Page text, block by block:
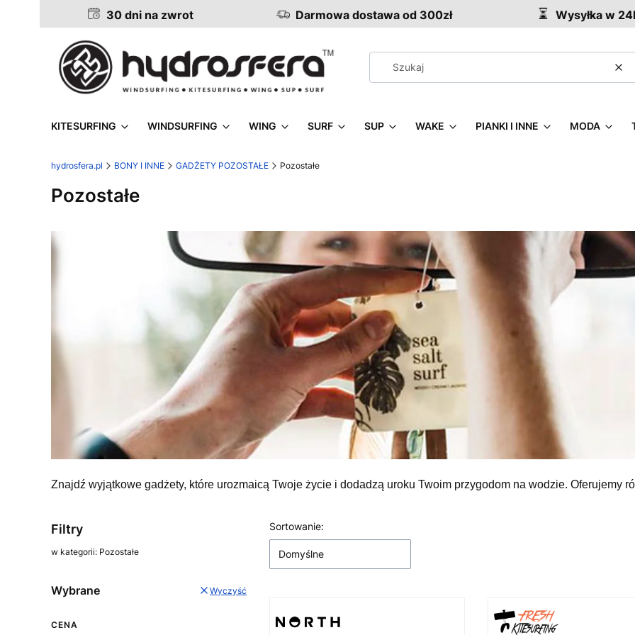
30 dni na zwrot Darmowa dostawa od 300zł Wysyłka w
KITESURFING WINDSURFING WING SURF SUP WAKE PIANKI I INNE MODA
hydrosfera.pl BONY I INNE GADŻETY POZOSTAŁE Pozostałe
Pozostałe
Znajdź wyjątkowe gadżety, które urozmaicą Twoje życie i dodadzą uroku Twoim przygodom na wodzie. Oferujemy
Filtry
w kategorii: Pozostałe
Wybrane Wyczyść
CENA
Lista produktów
Sortowanie:
Domyślne